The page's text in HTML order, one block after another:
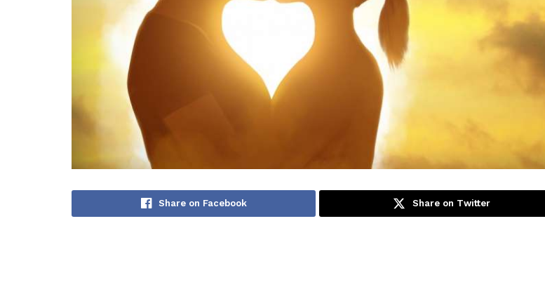
Share on Facebook Share on Twitter